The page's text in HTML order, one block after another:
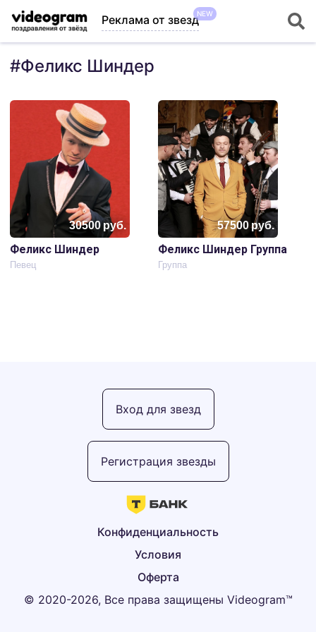
Реклама от звездNEW
#Феликс Шиндер
30500руб.
Феликс Шиндер
Певец
57500руб.
Феликс Шиндер Группа
Группа
© 2020-2026, Все права защищены Videogram™
Оферта
Условия
Конфиденциальность
Регистрация звезды
Вход для звезд